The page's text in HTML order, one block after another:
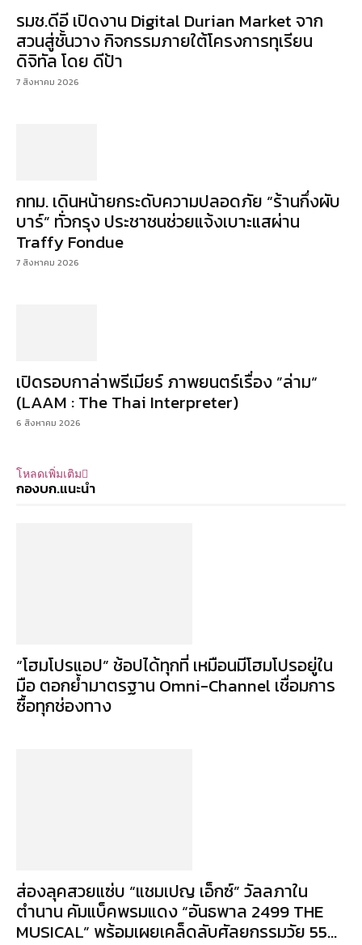
รมช.ดีอี เปิดงาน Digital Durian Market จาก
สวนสู่ชั้นวาง กิจกรรมภายใต้โครงการทุเรียน
ดิจิทัล โดย ดีป้า
7 สิงหาคม 2026
กทม. เดินหน้ายกระดับความปลอดภัย “ร้านกึ่งผับ
บาร์” ทั่วกรุง ประชาชนช่วยแจ้งเบาะแสผ่าน
Traffy Fondue
7 สิงหาคม 2026
เปิดรอบกาล่าพรีเมียร์ ภาพยนตร์เรื่อง ”ล่าม“
(LAAM : The Thai Interpreter)
6 สิงหาคม 2026
โหลดเพิ่มเติม
กองบก.แนะนำ
“โฮมโปรแอป” ช้อปได้ทุกที่ เหมือนมีโฮมโปรอยู่ใน
มือ ตอกย้ำมาตรฐาน Omni-Channel เชื่อมการ
ซื้อทุกช่องทาง
ส่องลุคสวยแซ่บ “แชมเปญ เอ็กซ์” วัลลภาใน
ตำนาน คัมแบ็คพรมแดง “อันธพาล 2499 THE
MUSICAL” พร้อมเผยเคล็ดลับศัลยกรรมวัย 55...